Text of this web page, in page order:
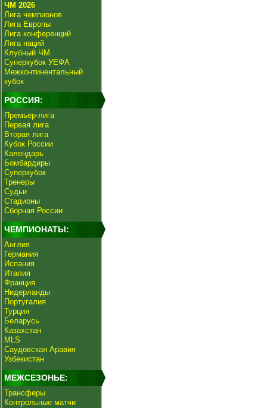
ЧМ 2026
Лига чемпионов
Лига Европы
Лига конференций
Лига наций
Клубный ЧМ
Суперкубок УЕФА
Межконтинентальный
кубок
РОССИЯ:
Премьер-лига
Первая лига
Вторая лига
Кубок России
Календарь
Бомбардиры
Суперкубок
Тренеры
Судьи
Стадионы
Сборная России
ЧЕМПИОНАТЫ:
Англия
Германия
Испания
Италия
Франция
Нидерланды
Португалия
Турция
Беларусь
Казахстан
MLS
Саудовская Аравия
Узбекистан
МЕЖСЕЗОНЬЕ:
Трансферы
Контрольные матчи